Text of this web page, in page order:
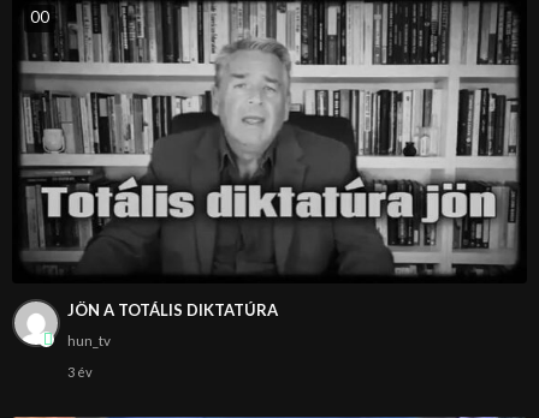
00
JÖN A TOTÁLIS DIKTATÚRA
hun_tv
3 év